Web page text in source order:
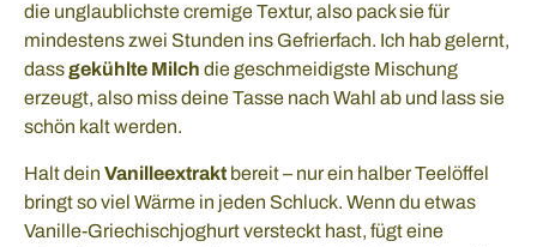
die unglaublichste cremige Textur, also pack sie für
mindestens zwei Stunden ins Gefrierfach. Ich hab gelernt,
dassgekühlte Milch die geschmeidigste Mischung
erzeugt, also miss deine Tasse nach Wahl ab und lass sie
schön kalt werden.
Halt dein Vanilleextrakt bereit – nur ein halber Teelöffel
bringt so viel Wärme in jeden Schluck. Wenn du etwas
Vanille-Griechischjoghurt versteckt hast, fügt eine